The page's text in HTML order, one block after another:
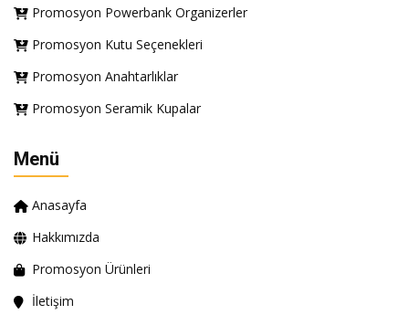
Promosyon Powerbank Organizerler
Promosyon Kutu Seçenekleri
Promosyon Anahtarlıklar
Promosyon Seramik Kupalar
Menü
Anasayfa
Hakkımızda
Promosyon Ürünleri
İletişim